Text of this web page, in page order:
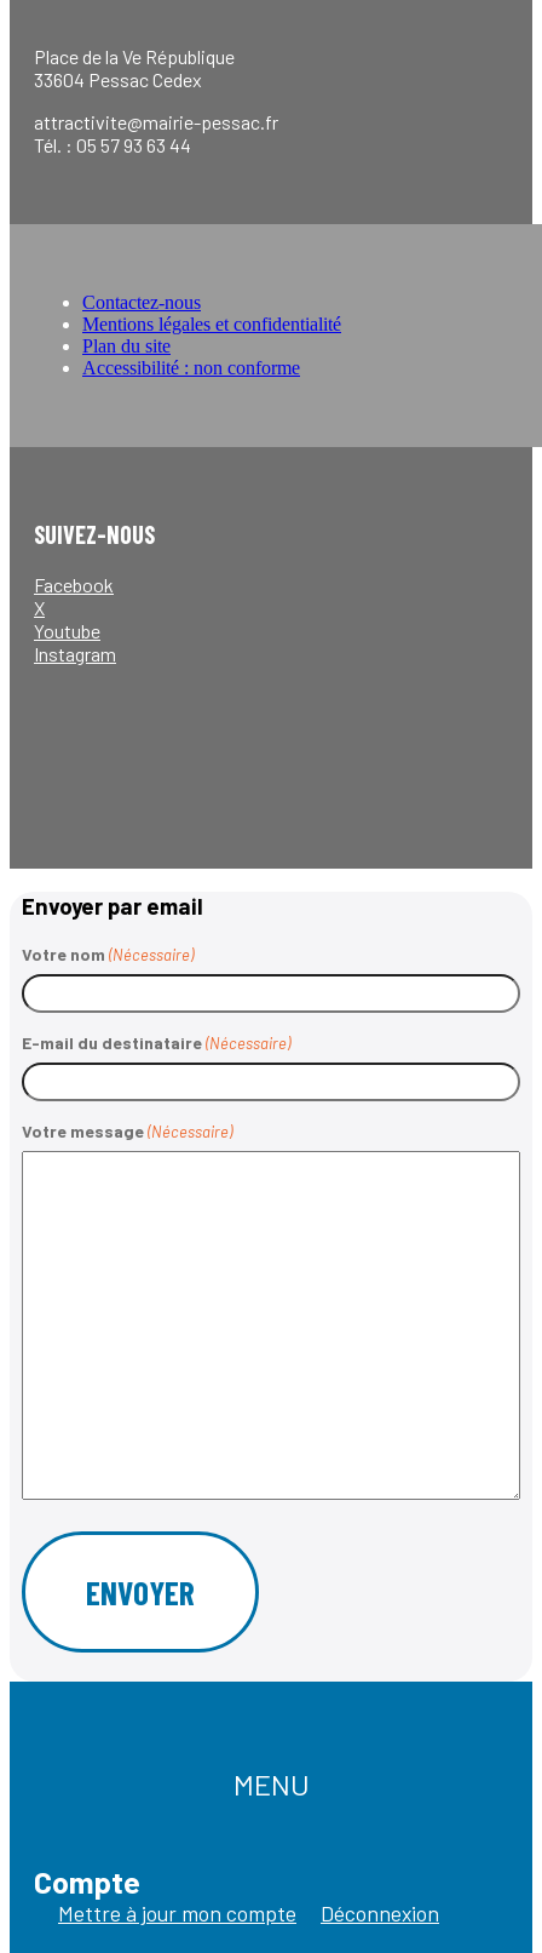
Place de la Ve République
33604 Pessac Cedex
attractivite@mairie-pessac.fr
Tél. : 05 57 93 63 44
Contactez-nous
Mentions légales et confidentialité
Plan du site
Accessibilité : non conforme
SUIVEZ-NOUS
Facebook
X
Youtube
Instagram
Envoyer par email
Votre nom (Nécessaire)
E-mail du destinataire (Nécessaire)
Votre message (Nécessaire)
MENU
Compte
Mettre à jour mon compte Déconnexion